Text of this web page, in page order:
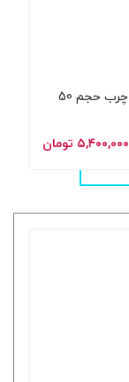
ژل کرم سراوی مرطوب کننده مناسب پوست چرب حجم 50
۵,۴۰۰,۰۰۰ تومان